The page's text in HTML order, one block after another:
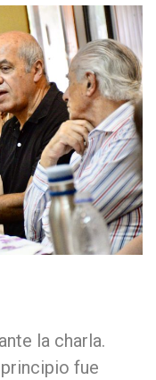
la charla.
fue